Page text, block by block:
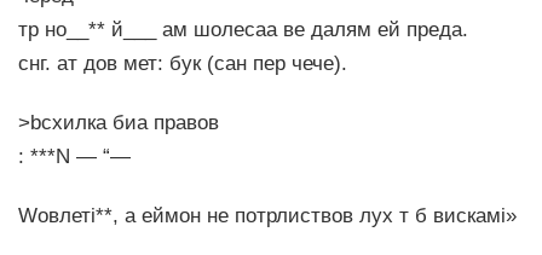
тр но__** й___ ам шолесаа ве далям ей преда.
снг. ат дов мет: бук (сан пер чече).
>bсхилка биа правов
: ***N — “—
Wовлеті**, а еймон не потрлиствов лух т б вискамі»